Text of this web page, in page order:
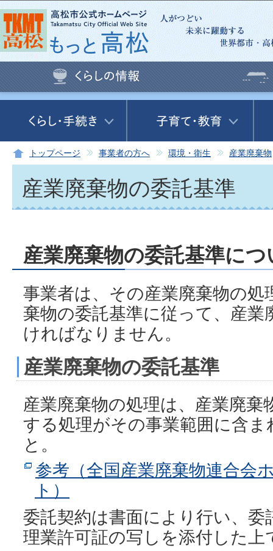
この
トップページ 事業者の方へ 環境・衛生 産業廃棄物
産業廃棄物の委託基準
産業廃棄物の委託基準につ
事業者は、その産業廃棄物の処
棄物の委託基準に従って、産業
ければなりません。
産業廃棄物の委託基準
産業廃棄物の処理は、産業廃棄
する処理がその事業範囲に含
と。
参考（全国産業廃棄物連合会
ト）
委託契約は書面により行い、委
理業許可証の写しを添付した